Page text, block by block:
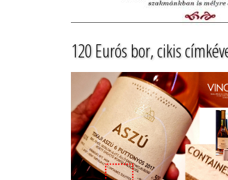
120 Eurós bor, cikis